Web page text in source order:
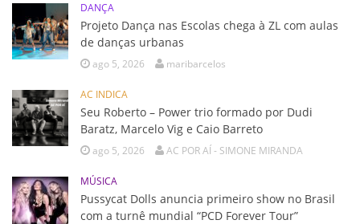
DANÇA
Projeto Dança nas Escolas chega à ZL com aulas
de danças urbanas
ago 5, 2026 maribarcelos
AC INDICA
Seu Roberto – Power trio formado por Dudi
Baratz, Marcelo Vig e Caio Barreto
ago 5, 2026 AC POR AÍ - SIMONE MIRANDA
MÚSICA
Pussycat Dolls anuncia primeiro show no Brasil
com a turnê mundial “PCD Forever Tour”